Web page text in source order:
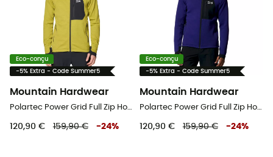
Eco-conçu
-5% Extra - Code Summer5
Mountain Hardwear
Polartec Power Grid Full Zip Hoody - Polaire homme
120,90 € 159,90 € -24%
Eco-conçu
-5% Extra - Code Summer5
Mountain Hardwear
Polartec Power Grid Full Zip Hoody - Polaire homme
120,90 € 159,90 € -24%